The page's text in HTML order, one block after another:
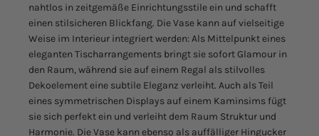
nahtlos in zeitgemäße Einrichtungsstile ein und schafft
einen stilsicheren Blickfang. Die Vase kann auf vielseitige
Weise im Interieur integriert werden: Als Mittelpunkt eines
eleganten Tischarrangements bringt sie sofort Glamour in
den Raum, während sie auf einem Regal als stilvolles
Dekoelement eine subtile Eleganz verleiht. Auch als Teil
eines symmetrischen Displays auf einem Kaminsims fügt
sie sich perfekt ein und verleiht dem Raum Struktur und
Harmonie. Die Vase kann ebenso als auffälliger Hingucker